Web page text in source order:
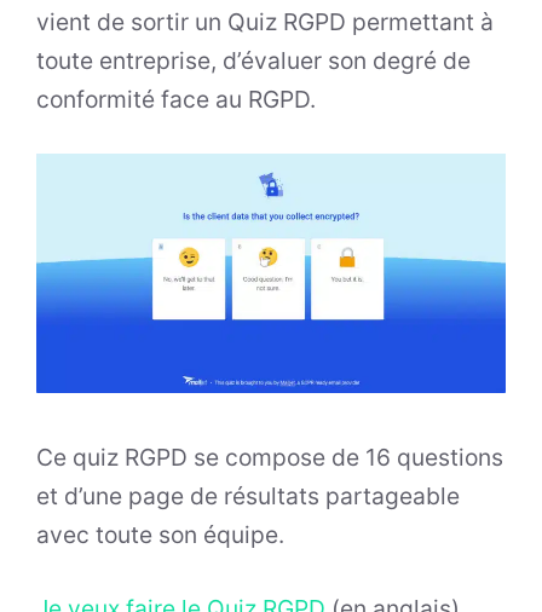
vient de sortir un Quiz RGPD permettant à
toute entreprise, d’évaluer son degré de
conformité face au RGPD.
Ce quiz RGPD se compose de 16 questions
et d’une page de résultats partageable
avec toute son équipe.